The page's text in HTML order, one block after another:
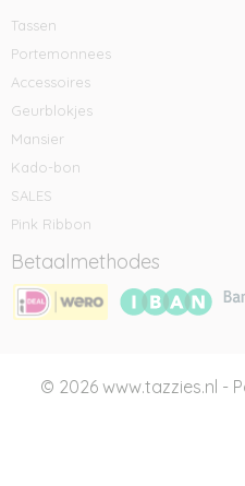
Tassen
Portemonnees
Accessoires
Geurblokjes
Mansier
Kado-bon
SALES
Pink Ribbon
Betaalmethodes
© 2026 www.tazzies.nl -